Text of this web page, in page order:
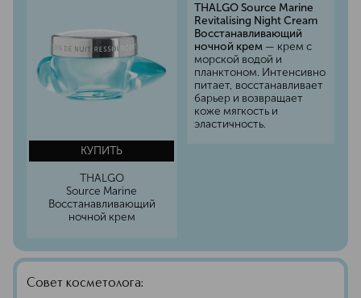
КУПИТЬ
THALGO
Source Marine
Восстанавливающий
ночной крем
THALGO Source Marine
Revitalising Night Cream
Восстанавливающий
ночной крем — крем с
морской водой и
планктоном. Интенсивно
питает, восстанавливает
барьер и возвращает
коже мягкость и
эластичность.
Совет косметолога: